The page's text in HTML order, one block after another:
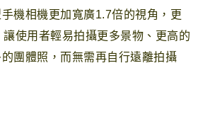
機相機更加寬廣1.7倍的視角，更
讓使用者輕易拍攝更多景物、更高的
團體照，而無需再自行遠離拍攝